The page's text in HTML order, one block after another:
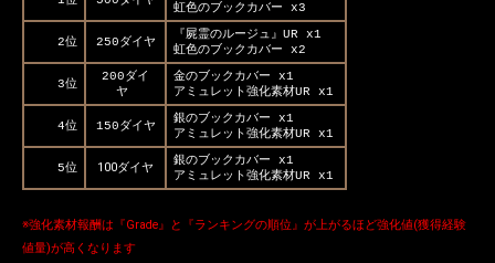
虹色のブックカバー x3
2位 250ダイヤ
『屍霊のルージュ』UR x1
虹色のブックカバー x2
3位
200ダイ
ヤ
金のブックカバー x1
アミュレット強化素材UR x1
4位 150ダイヤ
銀のブックカバー x1
アミュレット強化素材UR x1
5位 100ダイヤ
銀のブックカバー x1
アミュレット強化素材UR x1
※強化素材報酬は『Grade』と『ランキングの順位』が上がるほど強化値(獲得経験
値量)が高くなります